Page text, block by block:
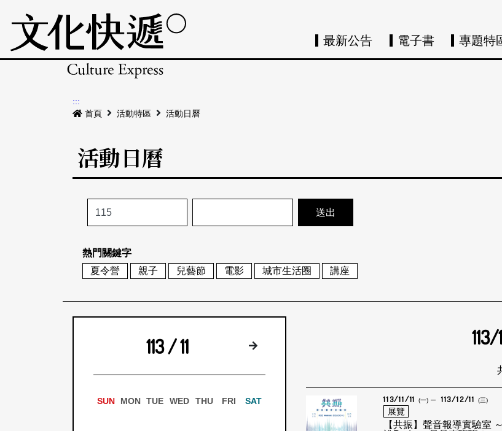
最新公告 電子書 專題特
:::
首頁
活動特區 活動日曆
活動日曆
熱門關鍵字
夏令營
親子 兒藝節 電影 城市生活圈 講座
113 / 11 下個月
SUN MON TUE WED THU FRI SAT
113/
113/11/11 (一) 113/12/11 (三)
展覽
【共振】聲音報導實驗室